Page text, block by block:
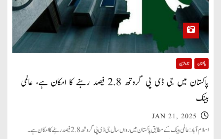
پاکستان تازہ ترین
پاکستان میں جی ڈی پی گروتھ 2.8 فیصد رہنے کا امکان ہے، عالمی
بینک
JAN 21, 2025
اسلام آباد: عالمی بینک کے مطابق پاکستان میں رواں سال جی ڈی پی گروتھ 2.8 فیصد رہنے کا امکان ہے۔